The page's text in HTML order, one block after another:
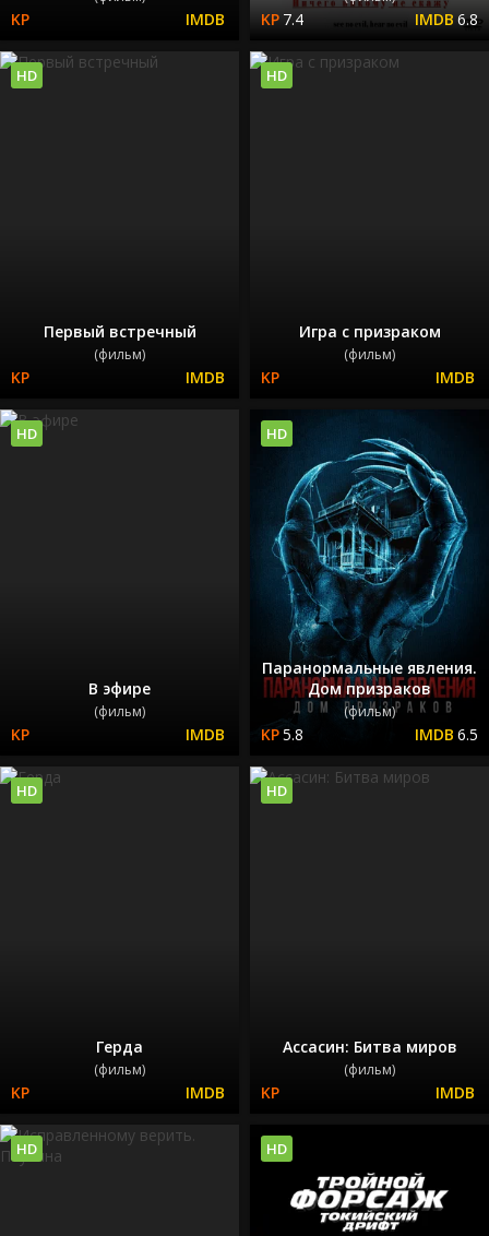
7.4 6.8
Первый встречный
(фильм)
HD
Игра с призраком
(фильм)
HD
В эфире
(фильм)
HD
Паранормальные явления.
Дом призраков
(фильм)
5.8 6.5
HD
Герда
(фильм)
HD
Ассасин: Битва миров
(фильм)
HD
HD HD